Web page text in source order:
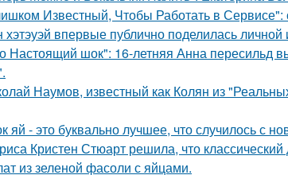
Известный, Чтобы Работать в Сервисе":
хэтэуэй впервые публично поделилась личной
Настоящий шок": 16-летняя Анна пересильд
Наумов, известный как Колян из
яй - это буквально лучшее, что случилось с
Кристен Стюарт решила, что
из зеленой фасоли с яйцами.